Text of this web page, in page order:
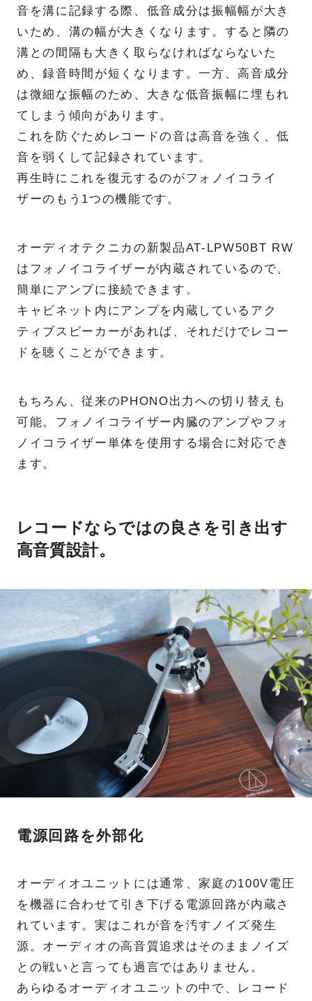
音を溝に記録する際、低音成分は振幅幅が大き
いため、溝の幅が大きくなります。すると隣の
溝との間隔も大きく取らなければならないた
め、録音時間が短くなります。一方、高音成分
は微細な振幅のため、大きな低音振幅に埋もれ
てしまう傾向があります。
これを防ぐためレコードの音は高音を強く、低
音を弱くして記録されています。
再生時にこれを復元するのがフォノイコライ
ザーのもう1つの機能です。
オーディオテクニカの新製品AT-LPW50BT RW
はフォノイコライザーが内蔵されているので、
簡単にアンプに接続できます。
キャビネット内にアンプを内蔵しているアク
ティブスピーカーがあれば、それだけでレコー
ドを聴くことができます。
もちろん、従来のPHONO出力への切り替えも
可能。フォノイコライザー内臓のアンプやフォ
ノイコライザー単体を使用する場合に対応でき
ます。
レコードならではの良さを引き出す
高音質設計。
電源回路を外部化
オーディオユニットには通常、家庭の100V電圧
を機器に合わせて引き下げる電源回路が内蔵さ
れています。実はこれが音を汚すノイズ発生
源。オーディオの高音質追求はそのままノイズ
との戦いと言っても過言ではありません。
あらゆるオーディオユニットの中で、レコード